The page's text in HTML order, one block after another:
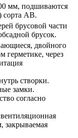
мм, подшиваются
сорта АВ.
брусовой части
брусок.
двойного
герметике, через
створки.
замки.
согласно
закрываемая